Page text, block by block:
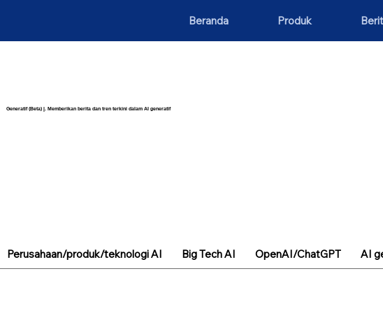
Beranda Produk
Generatif (Beta) |. Memberikan berita dan tren terkini dalam AI generatif
Perusahaan/produk/teknologi AI Big Tech AI OpenAI/ChatGPT AI